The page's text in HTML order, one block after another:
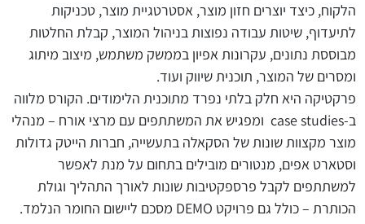
הלקוח, כיצד יוצרים חזון מוצר, אסטרטגיית מוצר, טכניקות
לתיעדוף, שיטות עבודה נפוצות בניהול המוצר, קבלת החלטות
מבוססת נתונים, עקרונות אפיון בממשק משתמש, מיצוב מיתוג
ומסרים של המוצר, תוכנית שיווק ועוד.
פרקטיקה היא חלק בלתי נפרד מתוכנית הלימודים. הקורס מלווה
ב-case studies ומפגיש את המשתתפים עם מרצי אורח – מנהלי
מוצר מקצוות שונות של הסקאלה בתעשייה, חברות הייטק גדולות
וסטארט אפים, מנטורים מובילים בתחום על מנת לאפשר
למשתתפים לקבל פרספקטיבות שונות לאורך התהליך וגולת
הכותרת – כולל גם פרויקט DEMO מסכם ליישום החומר הנלמד.